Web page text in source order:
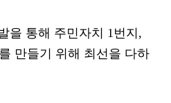
을 통해 주민자치 1번지,
만들기 위해 최선을 다하